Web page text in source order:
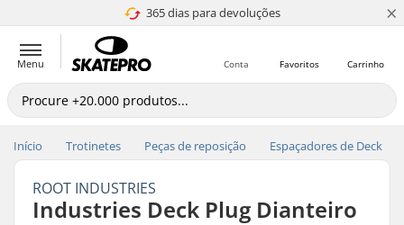
365 dias para devoluções
4.8 de 5 ×
Menu Carrinho
Favoritos
Conta
Início Trotinetes Peças de reposição Espaçadores de Deck
ROOT INDUSTRIES
Industries Deck Plug Dianteiro